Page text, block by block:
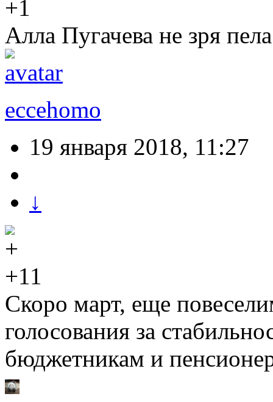
+1
Алла Пугачева не зря
eccehomo
19 января 2018, 11:27
↓
+11
Скоро март, еще
голосования за
бюджетникам и